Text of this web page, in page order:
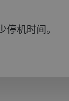
机时间。